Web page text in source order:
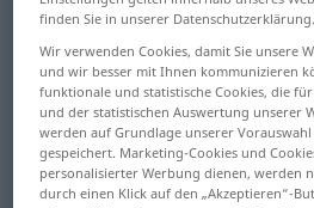
Übersicht aller
(Für mehr Details die Übersetzung
Quelle, Springbrunnen
Schriftart Weitere
finden Sie in unserer Datenschutzerklärung.
Wir verwenden Cookies, damit Sie unsere
und wir besser mit Ihnen kommunizieren
funktionale und statistische Cookies, die
und der statistischen Auswertung unserer
werden auf Grundlage unserer
gespeichert. Marketing-Cookies und
personalisierter Werbung dienen, werden
durch einen Klick auf den „Akzeptieren“-